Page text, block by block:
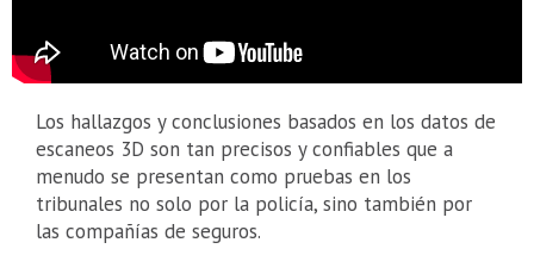
Los hallazgos y conclusiones basados ​​en los datos de
escaneos 3D son tan precisos y confiables que a
menudo se presentan como pruebas en los
tribunales no solo por la policía, sino también por
las compañías de seguros.